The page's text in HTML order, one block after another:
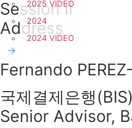
2025 VIDEO
2024
2024 VIDEO
Session II
Address
Fernando
국제결제은행
Senior Advisor,